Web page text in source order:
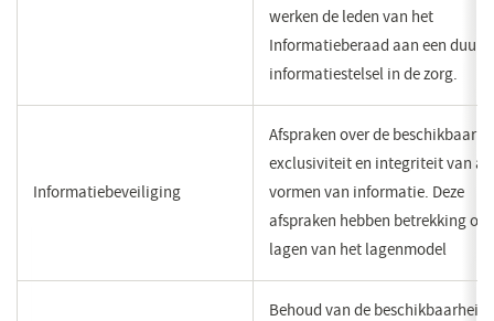
werken de leden van het
Informatieberaad aan een
informatiestelsel in de zorg.
Informatiebeveiliging
Afspraken over de
exclusiviteit en integriteit van
vormen van informatie. Deze
afspraken hebben betrekking op
lagen van het lagenmodel
Behoud van de beschikbaarheid,